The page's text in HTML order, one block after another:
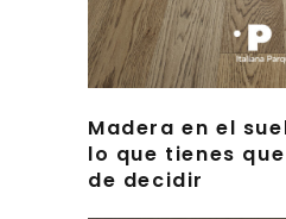
Madera en el
lo que tienes
de decidir